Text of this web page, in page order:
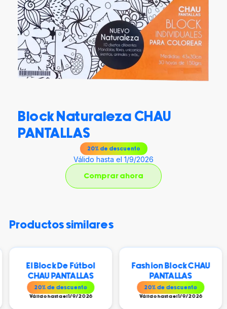
Block Naturaleza CHAU
PANTALLAS
20% de descuento
Válido hasta el 1/9/2026
Comprar ahora
productos similares
El Block De Fútbol
CHAU PANTALLAS
20% de descuento
Válido hasta el 1/9/2026
Fashion Block CHAU
PANTALLAS
20% de descuento
Válido hasta el 1/9/2026